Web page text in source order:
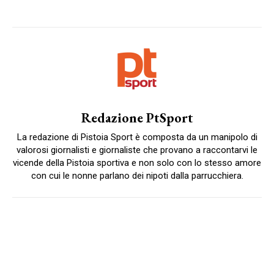
Redazione PtSport
La redazione di Pistoia Sport è composta da un manipolo di
valorosi giornalisti e giornaliste che provano a raccontarvi le
vicende della Pistoia sportiva e non solo con lo stesso amore
con cui le nonne parlano dei nipoti dalla parrucchiera.